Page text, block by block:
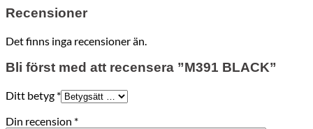
Recensioner
Det finns inga recensioner än.
Bli först med att recensera ”M391 BLACK”
Ditt betyg *
Din recension *